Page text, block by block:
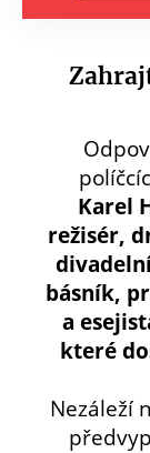
Shar Shar
Karel
režisér,
básník,
a
které
Nezáleží